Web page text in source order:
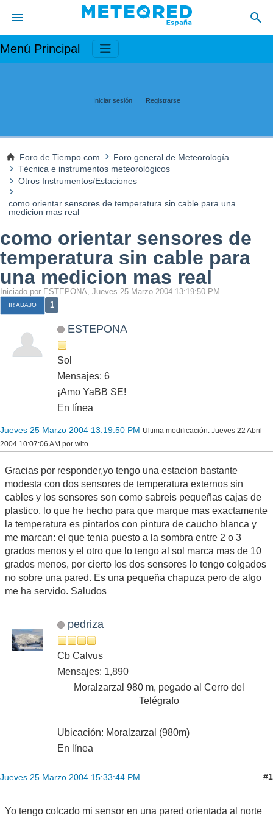
Menú Principal
Iniciar sesión Registrarse
Foro de Tiempo.com
Foro general de Meteorología
Técnica e instrumentos meteorológicos
Otros Instrumentos/Estaciones
como orientar sensores de temperatura sin cable para una
medicion mas real
como orientar sensores de
temperatura sin cable para
una medicion mas real
Iniciado por ESTEPONA, Jueves 25 Marzo 2004 13:19:50 PM
IR ABAJO 1
ESTEPONA
Sol
Mensajes: 6
¡Amo YaBB SE!
En línea
Jueves 25 Marzo 2004 13:19:50 PM Ultima modificación: Jueves 22 Abril
2004 10:07:06 AM por wito
Gracias por responder,yo tengo una estacion bastante
modesta con dos sensores de temperatura externos sin
cables y los sensores son como sabreis pequeñas cajas de
plastico, lo que he hecho para que marque mas exactamente
la temperatura es pintarlos con pintura de caucho blanca y
me marcan: el que tenia puesto a la sombra entre 2 o 3
grados menos y el otro que lo tengo al sol marca mas de 10
grados menos, por cierto los dos sensores lo tengo colgados
no sobre una pared. Es una pequeña chapuza pero de algo
me ha servido. Saludos
pedriza
Cb Calvus
Mensajes: 1,890
Moralzarzal 980 m, pegado al Cerro del
Telégrafo
Ubicación: Moralzarzal (980m)
En línea
Jueves 25 Marzo 2004 15:33:44 PM #1
Yo tengo colcado mi sensor en una pared orientada al norte